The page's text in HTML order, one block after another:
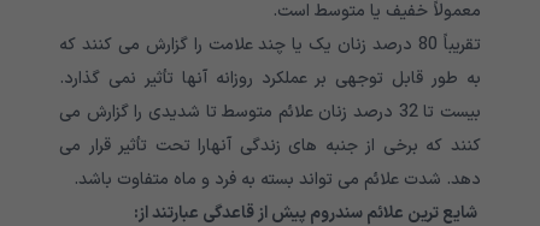
معمولاً خفیف یا متوسط است.
تقریباً 80 درصد زنان یک یا چند علامت را گزارش می کنند که
به طور قابل توجهی بر عملکرد روزانه آنها تأثیر نمی گذارد.
بیست تا 32 درصد زنان علائم متوسط تا شدیدی را گزارش می
کنند که برخی از جنبه های زندگی آنهارا تحت تأثیر قرار می
دهد. شدت علائم می تواند بسته به فرد و ماه متفاوت باشد.
شایع ترین علائم سندروم پیش از قاعدگی عبارتند از: